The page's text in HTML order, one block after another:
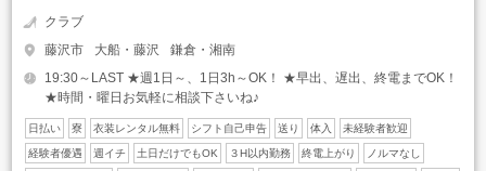
クラブ
藤沢市
大船・藤沢
鎌倉・湘南
19:30～LAST ★週1日～、1日3h～OK！ ★早出、遅出、終電までOK！
★時間・曜日お気軽に相談下さいね♪
日払い 寮 衣装レンタル無料 シフト自己申告 送り 体入 未経験者歓迎
経験者優遇 週イチ 土日だけでもOK ３H以内勤務 終電上がり ノルマなし